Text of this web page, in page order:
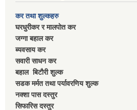
कर तथा शुल्कहरु
घरधुरीकर र मालपाेत कर
जग्गा बहाल कर
ब्यवसाय कर
सवारी साधन कर
बहाल बिटाैरी शुल्क
सडक मर्मत तथा पर्यावरणिय शुल्क
नक्शा पास दस्तुर
सिफारिस दस्तुर